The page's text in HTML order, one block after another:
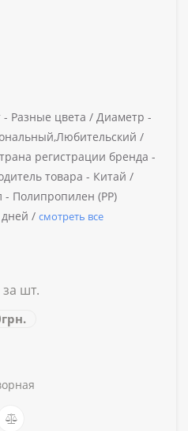
- Разные цвета / Диаметр -
/
регистрации бренда -
товара - Китай /
- Полипропилен (PP)
дней / смотреть все
за шт.